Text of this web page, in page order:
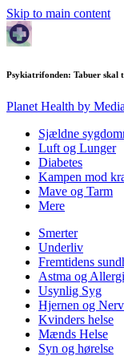
Skip to main content
Psykiatrifonden: Tabuer skal
Planet Health by
Sjældne
Luft og Lunger
Diabetes
Kampen mod
Mave og Tarm
Mere
Smerter
Underliv
Fremtidens
Astma og Allergi
Usynlig Syg
Hjernen og
Kvinders helse
Mænds Helse
Syn og hørelse